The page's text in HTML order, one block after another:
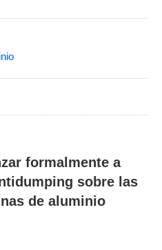
formalmente a
sobre las
de aluminio